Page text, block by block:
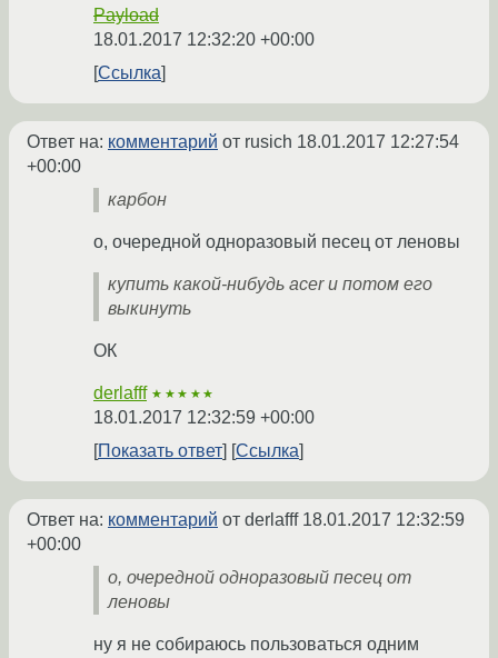
Payload
18.01.2017 12:32:20 +00:00
Ссылка
Ответ на: комментарий от rusich 18.01.2017 12:27:54
+00:00
карбон
о, очередной одноразовый песец от леновы
купить какой-нибудь acer и потом его
выкинуть
ОК
derlafff ★★★★★
18.01.2017 12:32:59 +00:00
Показать ответ
Ссылка
Ответ на: комментарий от derlafff 18.01.2017 12:32:59
+00:00
о, очередной одноразовый песец от
леновы
ну я не собираюсь пользоваться одним